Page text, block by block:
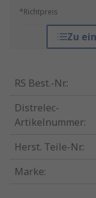
*Richtpreis
Zu
RS Best.-Nr.:
Distrelec-
Artikelnummer:
Herst. Teile-Nr.:
Marke: